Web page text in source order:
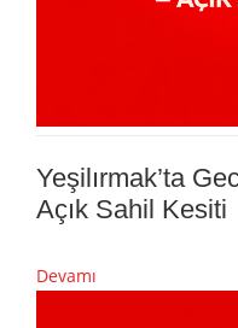
Yeşilırmak’ta
Açık Sahil Kesiti
Devamı